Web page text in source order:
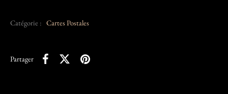
Catégorie : Cartes Postales
Partager